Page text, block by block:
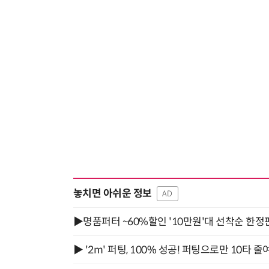
놓치면 아쉬운 정보 AD
▶명품퍼터 ~60%할인 '10만원'대 선착순 한정
▶ '2m' 퍼팅, 100% 성공! 퍼팅으로만 10타 줄